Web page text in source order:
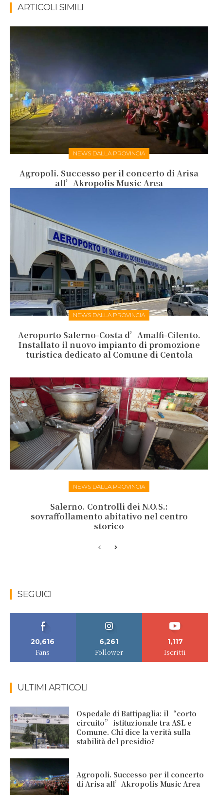
ARTICOLI SIMILI
NEWS DALLA PROVINCIA
Agropoli. Successo per il concerto di Arisa
all’Akropolis Music Area
NEWS DALLA PROVINCIA
Aeroporto Salerno-Costa d’Amalfi-Cilento.
Installato il nuovo impianto di promozione
turistica dedicato al Comune di Centola
NEWS DALLA PROVINCIA
Salerno. Controlli dei N.O.S.:
sovraffollamento abitativo nel centro
storico
SEGUICI
20,616
Fans
6,261
Follower
1,117
Iscritti
ULTIMI ARTICOLI
Ospedale di Battipaglia: il “corto
circuito” istituzionale tra ASL e
Comune. Chi dice la verità sulla
stabilità del presidio?
Agropoli. Successo per il concerto
di Arisa all’Akropolis Music Area